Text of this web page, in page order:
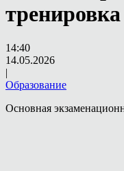
14:40
14.05.2026
|
Образование
Основная